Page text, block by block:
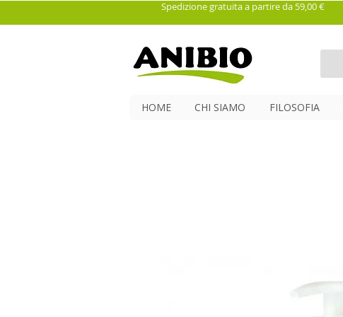
Spedizione gratuita a partire da 59,00 €
HOME CHI SIAMO FILOSOFIA